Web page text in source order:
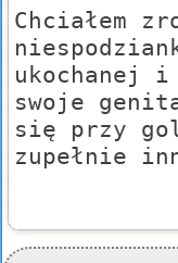
Chciałem
ukochanej i
swoje
się przy
zupełnie